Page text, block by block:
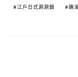
江戶日式涮涮鍋 礁